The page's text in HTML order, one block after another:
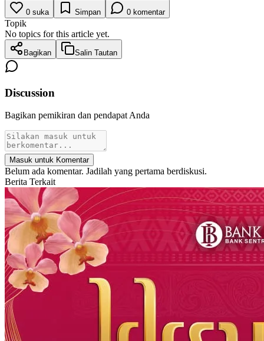
0 suka Simpan 0 komentar
Topik
No topics for this article yet.
Bagikan Salin Tautan
Discussion
Bagikan pemikiran dan pendapat Anda
Masuk untuk Komentar
Belum ada komentar. Jadilah yang pertama berdiskusi.
Berita Terkait